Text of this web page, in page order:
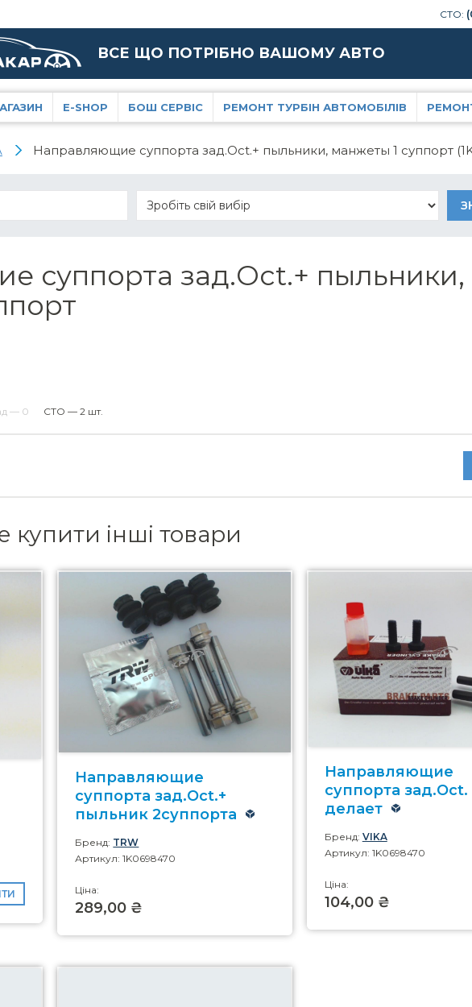
СТО:
ВСЕ ЩО ПОТРІБНО ВАШОМУ АВТО
E-SHOP БОШ СЕРВІС РЕМОНТ ТУРБІН АВТОМОБІЛІВ
Направляющие суппорта зад.Oct.+ пыльники, манжеты 1 суппорт
суппорта зад.Oct.+ пыльники,
— 0 СТО — 2 шт.
інші товари
Направляющие
суппорта зад.Oct.+
пыльник 2суппорта
Бренд: TRW
Артикул: 1K0698470
Ціна:
289,00 ₴
Направляющие
суппорта
делает
Бренд: VIKA
Артикул: 1K0698470
Ціна:
104,00 ₴